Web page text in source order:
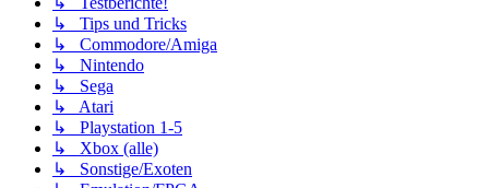
↳ Tips und Tricks
↳ Commodore/Amiga
↳ Nintendo
↳ Sega
↳ Atari
↳ Playstation 1-5
↳ Xbox (alle)
↳ Sonstige/Exoten